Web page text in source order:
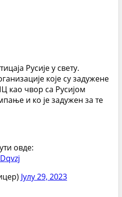
Русије у свету.
које су задужене
као чвор са Русијом
и ко је задужен за те
овде:
Јулy 29, 2023